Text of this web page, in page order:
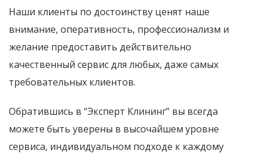
Наши клиенты по достоинству ценят наше
внимание, оперативность, профессионализм и
желание предоставить действительно
качественный сервис для любых, даже самых
требовательных клиентов.
Обратившись в “Эксперт Клининг” вы всегда
можете быть уверены в высочайшем уровне
сервиса, индивидуальном подходе к каждому